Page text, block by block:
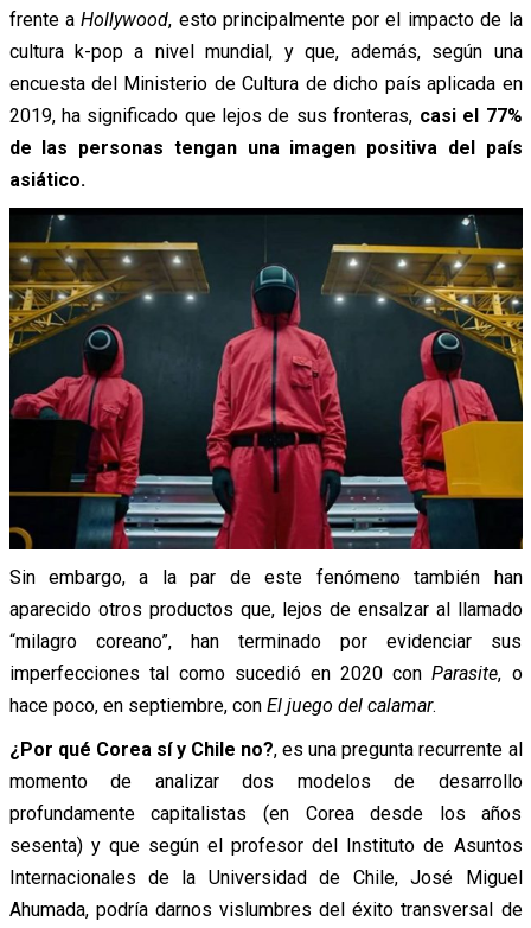
frente aHollywood, esto principalmente por el impacto de la
cultura k-pop a nivel mundial, y que, además, según una
encuesta del Ministerio de Cultura de dicho país aplicada en
2019, ha significado que lejos de sus fronteras, casi el 77%
de las personas tengan una imagen positiva del país
asiático.
Sin embargo, a la par de este fenómeno también han
aparecido otros productos que, lejos de ensalzar al llamado
“milagro coreano”, han terminado por evidenciar sus
imperfecciones tal como sucedió en 2020 conParasite, o
hace poco, en septiembre, con El juego del calamar.
¿Por qué Corea sí y Chile no?, es una pregunta recurrente al
momento de analizar dos modelos de desarrollo
profundamente capitalistas (en Corea desde los años
sesenta) y que según el profesor del Instituto de Asuntos
Internacionales de la Universidad de Chile, José Miguel
Ahumada, podría darnos vislumbres del éxito transversal de